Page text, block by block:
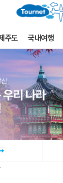
주도 국내여행